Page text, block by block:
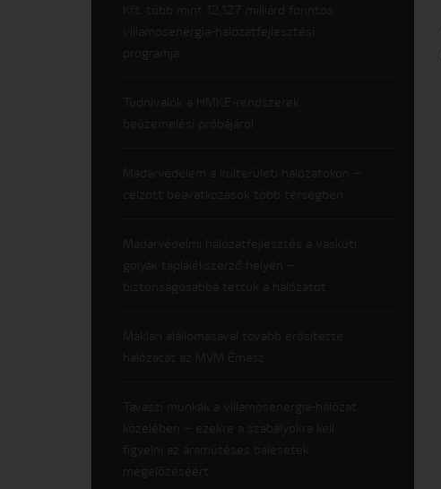
Kft. több mint 12,127 milliárd forintos
villamosenergia-hálózatfejlesztési
programja
Tudnivalók a HMKE-rendszerek
beüzemelési próbájáról
Madárvédelem a külterületi hálózatokon –
célzott beavatkozások több térségben
Madárvédelmi hálózatfejlesztés a vaskúti
gólyák táplálékszerző helyén –
biztonságosabbá tettük a hálózatot
Maklári alállomásával tovább erősítette
hálózatát az MVM Émász
Tavaszi munkák a villamosenergia-hálózat
közelében – ezekre a szabályokra kell
figyelni az áramütéses balesetek
megelőzéséért